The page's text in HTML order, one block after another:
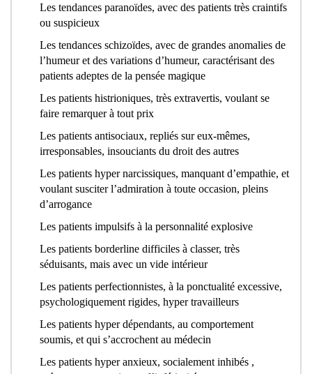
Les tendances paranoïdes, avec des patients très craintifs
ou suspicieux
Les tendances schizoïdes, avec de grandes anomalies de
l’humeur et des variations d’humeur, caractérisant des
patients adeptes de la pensée magique
Les patients histrioniques, très extravertis, voulant se
faire remarquer à tout prix
Les patients antisociaux, repliés sur eux-mêmes,
irresponsables, insouciants du droit des autres
Les patients hyper narcissiques, manquant d’empathie, et
voulant susciter l’admiration à toute occasion, pleins
d’arrogance
Les patients impulsifs à la personnalité explosive
Les patients borderline difficiles à classer, très
séduisants, mais avec un vide intérieur
Les patients perfectionnistes, à la ponctualité excessive,
psychologiquement rigides, hyper travailleurs
Les patients hyper dépendants, au comportement
soumis, et qui s’accrochent au médecin
Les patients hyper anxieux, socialement inhibés ,